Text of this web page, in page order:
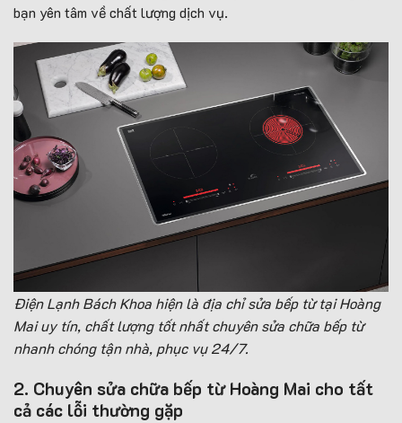
bạn yên tâm về chất lượng dịch vụ.
Điện Lạnh Bách Khoa hiện là địa chỉ sửa bếp từ tại Hoàng
Mai uy tín, chất lượng tốt nhất chuyên sửa chữa bếp từ
nhanh chóng tận nhà, phục vụ 24/7.
2. Chuyên sửa chữa bếp từ Hoàng Mai cho tất
cả các lỗi thường gặp